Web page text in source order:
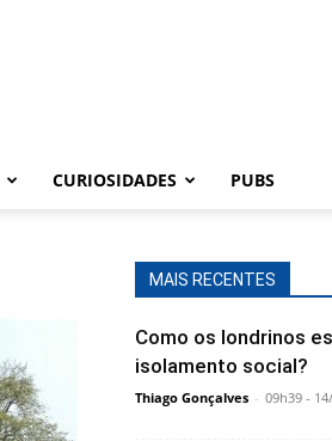
CURIOSIDADES PUBS
MAIS RECENTES
Como os londrinos
isolamento social?
Thiago Gonçalves - 09h39 -